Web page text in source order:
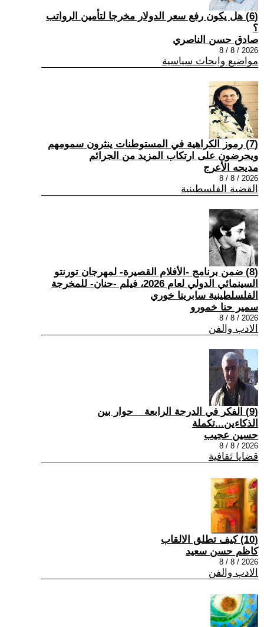
(6) هل يكون رفع سعر الدولار مخرجا لتأمين الرواتب
؟
صادق حسن الناصري
2026 / 8 / 8
مواضيع وابحاث سياسية
(7) رموز الكراهية في المستوطنات ينثرون سمومهم
ويحرضون على ارتكاب المزيد من الجرائم
مديحه الأعرج
2026 / 8 / 8
القضية الفلسطينية
(8) ضمن برنامج -الأفلام القصيرة- لمهرجان تورنتو
السينمائي الدولي لعام 2026، فيلم -حنان- للمخرجة
الفلسلطينية سابرينا خوري
سمير حنا خمورو
2026 / 8 / 8
الادب والفن
(9) الفكر في الدرجة الرابعة _ حوار بين
الذكاءين...تكملة
حسين عجيب
2026 / 8 / 8
قضايا ثقافية
(10) كيف تطلق الالقاب
كاظم حسن سعيد
2026 / 8 / 8
الادب والفن